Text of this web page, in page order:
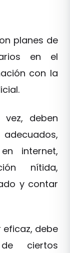
planes de
en el
con la
deben
internet,
nítida,
y contar
debe
ciertos